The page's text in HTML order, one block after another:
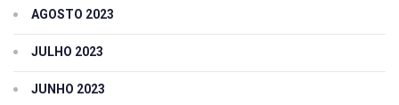
AGOSTO 2023
JULHO 2023
JUNHO 2023